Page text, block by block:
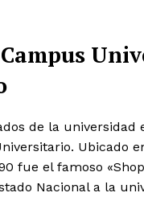
de la
Ubicado
fue el famoso
Nacional a la